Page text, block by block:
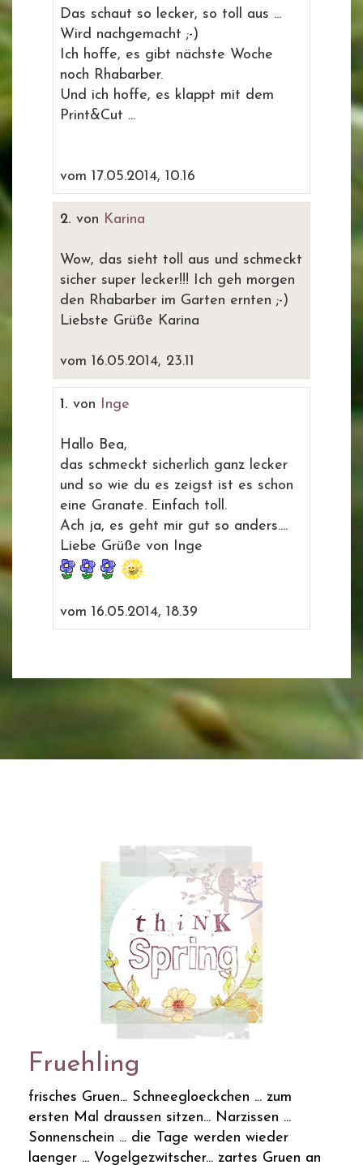
Das schaut so lecker, so toll aus ...
Wird nachgemacht ;-)
Ich hoffe, es gibt nächste Woche
noch Rhabarber.
Und ich hoffe, es klappt mit dem
Print&Cut ...
vom 17.05.2014, 10.16
2. von Karina
Wow, das sieht toll aus und schmeckt
sicher super lecker!!! Ich geh morgen
den Rhabarber im Garten ernten ;-)
Liebste Grüße Karina
vom 16.05.2014, 23.11
1. von Inge
Hallo Bea,
das schmeckt sicherlich ganz lecker
und so wie du es zeigst ist es schon
eine Granate. Einfach toll.
Ach ja, es geht mir gut so anders....
Liebe Grüße von Inge
vom 16.05.2014, 18.39
Fruehling
frisches Gruen... Schneegloeckchen ... zum
ersten Mal draussen sitzen... Narzissen ...
Sonnenschein ... die Tage werden wieder
laenger ... Vogelgezwitscher... zartes Gruen an